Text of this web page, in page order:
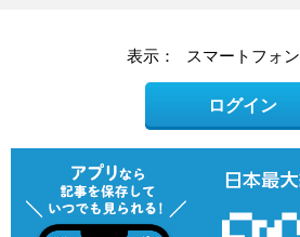
表示： スマートフォン
ログイン